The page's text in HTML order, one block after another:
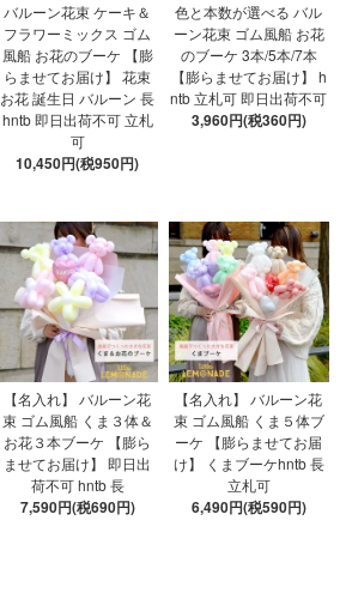
バルーン花束 ケーキ＆
フラワーミックス ゴム
風船 お花のブーケ 【膨
らませてお届け】 花束
お花 誕生日 バルーン 長
hntb 即日出荷不可 立札
可
10,450円(税950円)
色と本数が選べる バル
ーン花束 ゴム風船 お花
のブーケ 3本/5本/7本
【膨らませてお届け】 h
ntb 立札可 即日出荷不可
3,960円(税360円)
【名入れ】 バルーン花
束 ゴム風船 くま３体＆
お花３本ブーケ 【膨ら
ませてお届け】 即日出
荷不可 hntb 長
7,590円(税690円)
【名入れ】 バルーン花
束 ゴム風船 くま５体ブ
ーケ 【膨らませてお届
け】 くまブーケhntb 長
立札可
6,490円(税590円)